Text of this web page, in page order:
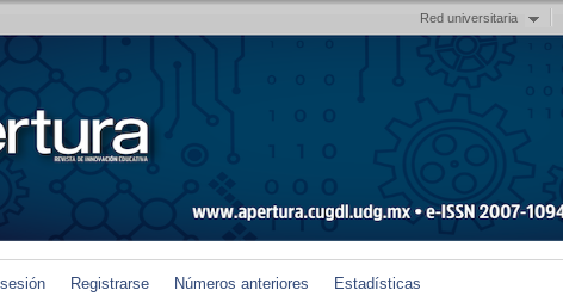
Red universitaria
Registrarse Números anteriores Estadísticas